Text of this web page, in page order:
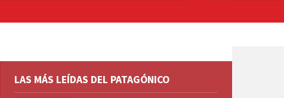
LAS MÁS LEÍDAS DEL PATAGÓNICO